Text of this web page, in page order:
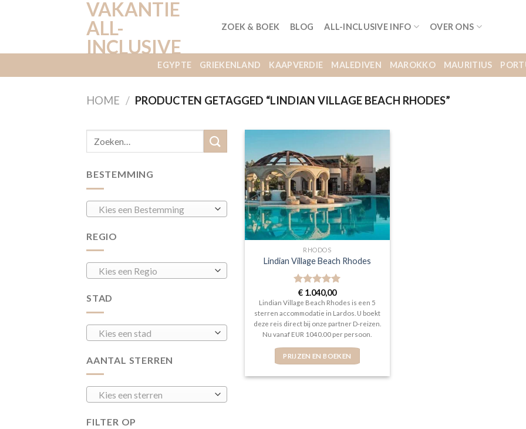
VAKANTIE
ALL-
INCLUSIVE
ZOEK & BOEK BLOG ALL-INCLUSIVE INFO OVER ONS
EGYPTE GRIEKENLAND KAAPVERDIE MALEDIVEN MAROKKO MAURITIUS
HOME / PRODUCTEN GETAGGED “LINDIAN VILLAGE BEACH RHODES”
BESTEMMING
Kies een Bestemming
REGIO
Kies een Regio
STAD
Kies een stad
AANTAL STERREN
Kies een sterren
FILTER OP
RHODOS
Lindian Village Beach Rhodes
Gewaardeerd
5uit 5
€1.040,00
Lindian Village Beach Rhodes is een 5
sterren accommodatie in Lardos. U boekt
deze reis direct bij onze partner D-reizen.
Nu vanaf EUR 1040.00 per persoon.
PRIJZEN EN BOEKEN